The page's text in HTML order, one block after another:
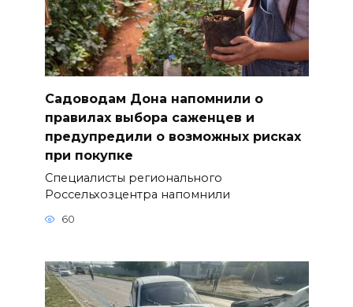
Садоводам Дона напомнили о
правилах выбора саженцев и
предупредили о возможных рисках
при покупке
Специалисты регионального
Россельхозцентра напомнили
60